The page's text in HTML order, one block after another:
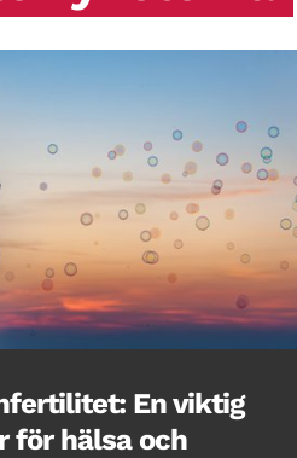
En viktig
för hälsa och